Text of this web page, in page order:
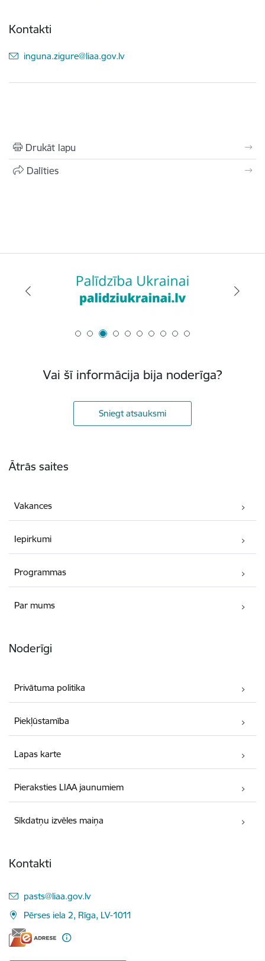
Kontakti
E-pasts:
inguna.zigure@liaa.gov.lv
Drukāt lapu
Dalīties
Vai šī informācija bija noderīga?
Sniegt atsauksmi
Ātrās saites
Vakances
Iepirkumi
Programmas
Par mums
Noderīgi
Privātuma politika
Piekļūstamība
Lapas karte
Pieraksties LIAA jaunumiem
Sīkdatņu izvēles maiņa
Kontakti
E-pasts:
pasts@liaa.gov.lv
Pērses iela 2, Rīga, LV-1011